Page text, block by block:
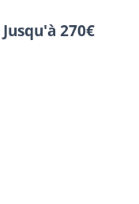
Jusqu'à 270€